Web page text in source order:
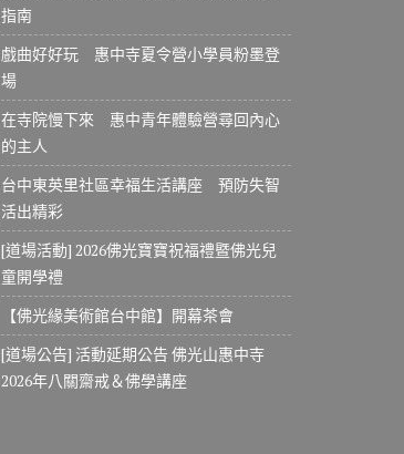
指南
戲曲好好玩 惠中寺夏令營小學員粉墨登
場
在寺院慢下來 惠中青年體驗營尋回內心
的主人
台中東英里社區幸福生活講座 預防失智
活出精彩
[道場活動] 2026佛光寶寶祝福禮暨佛光兒
童開學禮
【佛光緣美術館台中館】開幕茶會
[道場公告] 活動延期公告 佛光山惠中寺
2026年八關齋戒＆佛學講座